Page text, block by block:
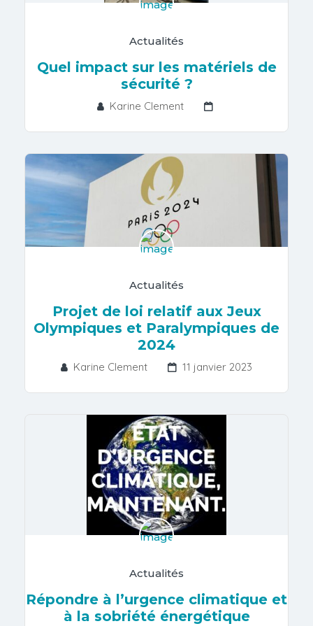
Actualités
Quel impact sur les matériels de
sécurité ?
Karine Clement
Actualités
Projet de loi relatif aux Jeux
Olympiques et Paralympiques de
2024
Karine Clement 11 janvier 2023
Actualités
Répondre à l’urgence climatique et
à la sobriété énergétique